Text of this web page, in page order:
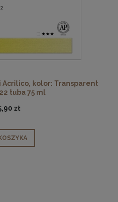
Acrilico, kolor: Transparent
tuba 75 ml
zł